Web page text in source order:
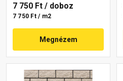
7 750 Ft / doboz
7 750 Ft / m2
Megnézem